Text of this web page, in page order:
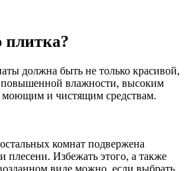
должна быть не только красивой,
влажности, высоким
моющим и чистящим средствам.
комнат подвержена
плесени. Избежать этого, а также
виде можно, если выбрать